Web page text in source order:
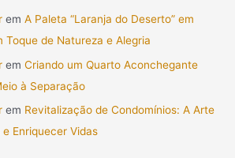
emA Paleta “Laranja do Deserto” em
Toque de Natureza e Alegria
emCriando um Quarto Aconchegante
à Separação
em Revitalização de Condomínios: A Arte
Enriquecer Vidas